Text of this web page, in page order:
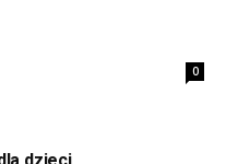
0
dzieci